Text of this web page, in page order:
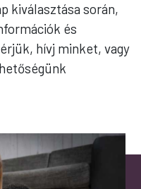
kiválasztása során,
és
hívj minket, vagy